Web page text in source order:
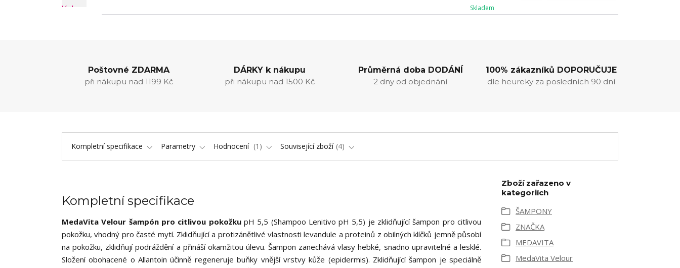
Skladem
Poštovné ZDARMA
při nákupu nad 1199 Kč
DÁRKY k nákupu
při nákupu nad 1500 Kč
Průměrná doba DODÁNÍ
2 dny od objednání
100% zákazníků DOPORUČUJE
dle heureky za posledních 90 dní
Kompletní specifikace Parametry Hodnocení 1 Související zboží 4
Kompletní specifikace
MedaVita Velour šampón pro citlivou pokožku pH 5,5 (Shampoo Lenitivo pH 5,5) je zklidňující šampon pro citlivou
pokožku, vhodný pro časté mytí. Zklidňující a protizánětlivé vlastnosti levandule a proteinů z obilných klíčků jemně působí
na pokožku, zklidňují podráždění a přináší okamžitou úlevu. Šampon zanechává vlasy hebké, snadno upravitelné a lesklé.
Složení obohacené o Allantoin účinně regeneruje buňky vnější vrstvy kůže (epidermis). Zklidňující šampon je speciálně
Zboží zařazeno v
kategoriích
ŠAMPONY
ZNAČKA
MEDAVITA
MedaVita Velour